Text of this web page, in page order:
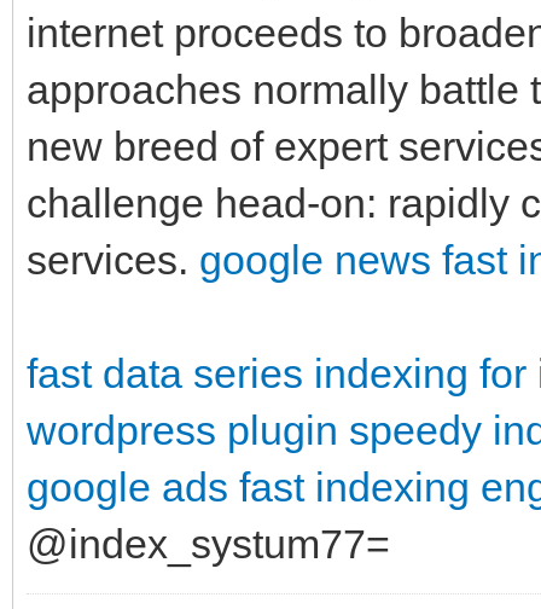
internet proceeds to
approaches normally battle
new breed of expert
challenge head-on: rapidly
services. google news fast
fast data series indexing
wordpress plugin speedy
google ads fast indexing
@index_systum77=